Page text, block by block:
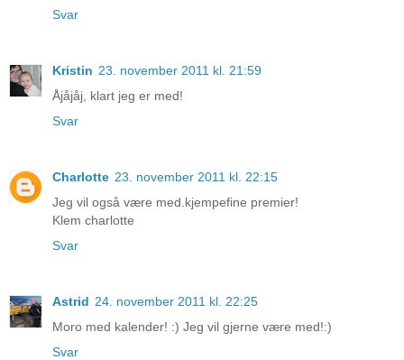
Svar
Kristin 23. november 2011 kl. 21:59
Åjåjåj, klart jeg er med!
Svar
Charlotte 23. november 2011 kl. 22:15
Jeg vil også være med.kjempefine premier!
Klem charlotte
Svar
Astrid 24. november 2011 kl. 22:25
Moro med kalender! :) Jeg vil gjerne være med!:)
Svar